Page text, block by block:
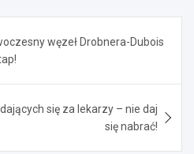
węzeł Drobnera-Dubois
się za lekarzy – nie daj
się nabrać!